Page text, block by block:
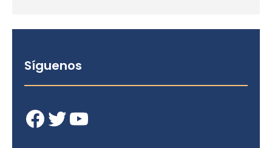
Síguenos
Facebook Twitter YouTube